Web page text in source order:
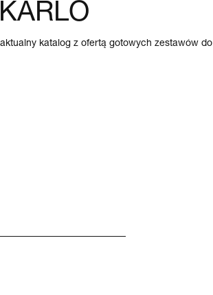
katalog z ofertą gotowych zestawów do